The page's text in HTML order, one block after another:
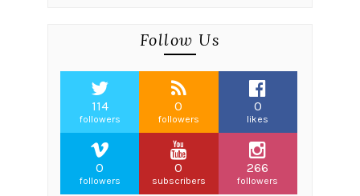
Follow Us
114
followers
0
followers
0
likes
0
followers
0
subscribers
266
followers